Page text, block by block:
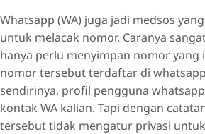
Whatsapp (WA) juga jadi medsos
untuk melacak nomor. Caranya
hanya perlu menyimpan nomor yang
nomor tersebut terdaftar di
sendirinya, profil pengguna
kontak WA kalian. Tapi dengan
tersebut tidak mengatur privasi